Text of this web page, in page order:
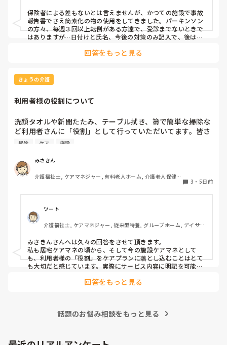
一時、フリー記載だけでも減らそうと、丸をつけて選択す
る方式を取ろうとしたのですが、あまり浸透せず…。
そこで、再度報告書の書式変更を検討したく、使いやすい
る書式は使いやすかったよ、とかこのアプリだとやりやすい
いただきたいです。
保険者による差もないとは言えませんが、かつての施設で事故
報告書でさえ簡素化の物の使用をしてきました。パーキンソン
の方々、毎週３回以上転倒がある方達で、受診までないときで
はありますが…日付けと氏名、今後の対策のみ記入で、後は○
所や、店頭前の行動（何をしようとしていたか）、ぶつけた箇
ルルールの考え方も否定はできませんが、実際、厚労省の調査
研究でも、施設ごとに事故・ヒヤリハットの整理や様式を独自
正しくないとも思いますが、ヒヤリハット位簡素化はできるで
回答をもっと見る
きょうの介護
利用者様の役割について
洗顔タオルや新聞たたみ、テーブル拭き、箒で簡単な掃除な
ど利用者さんに「役割」として行っていただいてます。皆さ
んの施設では他にどんな役割がありますか？たまに時間を持
ります。今検討しているのは、食器洗いやスタッフと一緒に
行くゴミ出しなどです。
掃除 ケア 施設
みさきん
介護福祉士, ケアマネジャー, 有料老人ホーム, 介護老人保健施
3 ・ 5日前
ツート
介護福祉士, ケアマネジャー, 従来型特養, グループホーム, デイサー
みさきんさんへは久々の回答をさせて頂きます。
私も居宅ケアマネの頃から、そして今の施設ケアマネとして
も、利用者様の「役割」をケアプランに落とし込むことはとて
も大切だと感じています。実際にサービス内容に明記を可能な
す。 役割を持つことは、その方の自信や生きがいにつながりま
になります。
回答をもっと見る
話題のお悩み相談をもっと見る